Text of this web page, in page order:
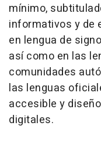
mínimo,
informativos y de
en lengua de
así como en las
comunidades
las lenguas
accesible y
digitales.